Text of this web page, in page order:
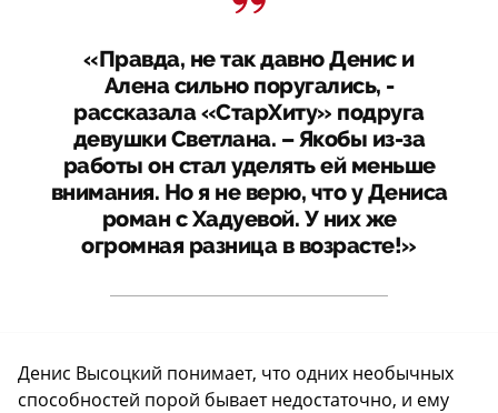
«Правда, не так давно Денис и
Алена сильно поругались, -
рассказала «СтарХиту» подруга
девушки Светлана. – Якобы из-за
работы он стал уделять ей меньше
внимания. Но я не верю, что у Дениса
роман с Хадуевой. У них же
огромная разница в возрасте!»
Денис Высоцкий понимает, что одних необычных
способностей порой бывает недостаточно, и ему